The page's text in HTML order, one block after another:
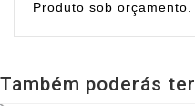
Produto sob orçamento.
Também poderás